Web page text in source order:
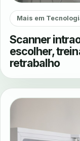
Mais em
Scanner
escolher,
retrabalho